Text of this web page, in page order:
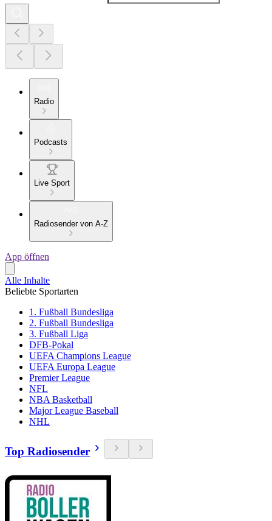
Radio
Podcasts
Live Sport
Radiosender von A-Z
App öffnen
Alle Inhalte
Beliebte Sportarten
1. Fußball Bundesliga
2. Fußball Bundesliga
3. Fußball Liga
DFB-Pokal
UEFA Champions League
UEFA Europa League
Premier League
NFL
NBA Basketball
Major League Baseball
NHL
Top Radiosender